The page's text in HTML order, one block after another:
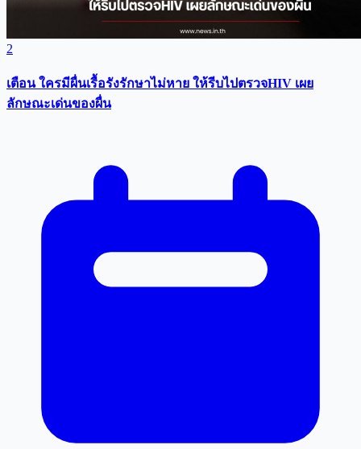
2
เตือน ใครมีผื่นเรื้อรังรักษาไม่หาย ให้รีบไปตรวจHIV เผย
ลักษณะเด่นของผื่น